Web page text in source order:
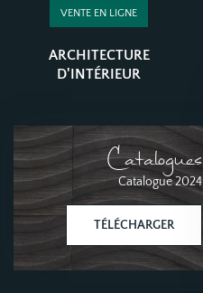
VENTE EN LIGNE
ARCHITECTURE
D'INTÉRIEUR
Catalogues
Catalogue 2024
TÉLÉCHARGER